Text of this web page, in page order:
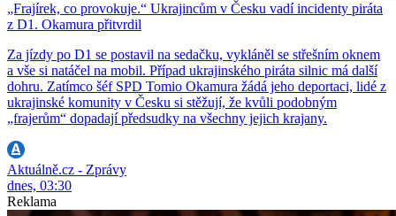
„Frajírek, co provokuje.“ Ukrajincům v Česku vadí incidenty piráta
z D1. Okamura přitvrdil
Za jízdy po D1 se postavil na sedačku, vykláněl se střešním oknem
a vše si natáčel na mobil. Případ ukrajinského piráta silnic má další
dohru. Zatímco šéf SPD Tomio Okamura žádá jeho deportaci, lidé z
ukrajinské komunity v Česku si stěžují, že kvůli podobným
„frajerům“ dopadají předsudky na všechny jejich krajany.
Aktuálně.cz - Zprávy
dnes, 03:30
Reklama